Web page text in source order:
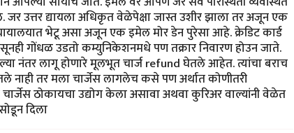
उत्तर द्यायला अधिकृत वेळेपेक्षा जास्त उशीर झाला तर अजून एक
भेटू असा अजून एक इमेल मोर डेन पुरेसा आहे. क्रेडिट कार्ड
गोंधळ उडतो कम्युनिकेशनमधे पण तक्रार निवारण होउन जाते.
नंतर लागू होणारे मूलभूत चार्ज refund घेतले आहेत. त्यांचा बराच
नाही तर मला चार्जेस लागलेच कसे पण अर्थात कोणीतरी
ठोकायचा उद्योग केला असावा अथवा कुरिअर वाल्यांनी वेळेत
दिला